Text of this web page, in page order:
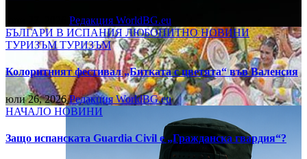
Редакция WorldBG.eu
БЪЛГАРИ В ИСПАНИЯ ЛЮБОПИТНОНОВИНИ
ТУРИЗЪМТУРИЗЪМ
Колоритният фестивал „Битката с цветята“ във Валенсия
юли 26, 2026Редакция WorldBG.eu
НАЧАЛО НОВИНИ
Защо испанската Guardia Civil е „Гражданска гвардия“?